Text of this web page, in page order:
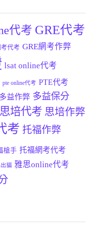
代考 GRE代考
代考 GRE網考作弊
lsat online代考
pte online代考 PTE代考
多益作弊 多益保分
思培代考 思培作弊
考 托福作弊
槍手 托福網考代考
貓 雅思online代考